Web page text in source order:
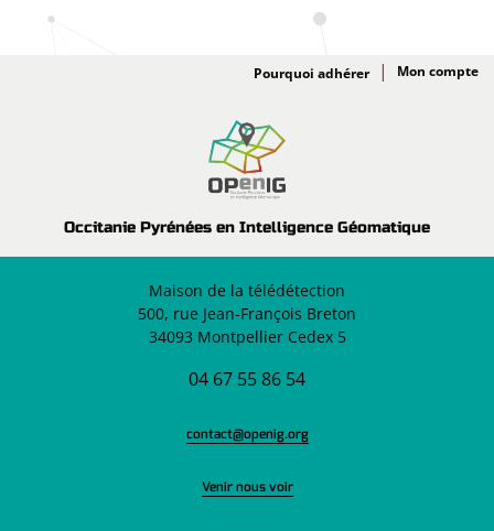
Occitanie Pyrénées en Intelligence Géomatique
Adhésion
Pourquoi adhérer
Maison de la télédétection
500, rue Jean-François Breton
34093 Montpellier Cedex 5
04 67 55 86 54
contact@openig.org
Venir nous voir